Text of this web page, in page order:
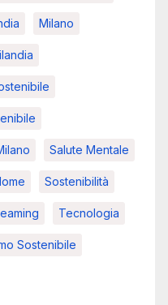
Milano
Salute Mentale
Sostenibilità
Tecnologia
Sostenibile